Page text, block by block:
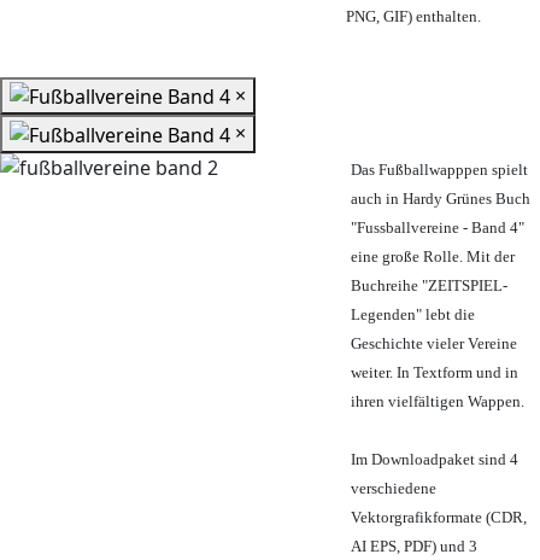
PNG, GIF) enthalten.
×
×
Das Fußballwapppen spielt
auch in Hardy Grünes Buch
"Fussballvereine - Band 4"
eine große Rolle. Mit der
Buchreihe "ZEITSPIEL-
Legenden" lebt die
Geschichte vieler Vereine
weiter. In Textform und in
ihren vielfältigen Wappen.
Im Downloadpaket sind 4
verschiedene
Vektorgrafikformate (CDR,
AI EPS, PDF) und 3